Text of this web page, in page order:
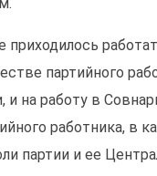
приходилось
партийного
и на работу в
работника, в
партии и ее